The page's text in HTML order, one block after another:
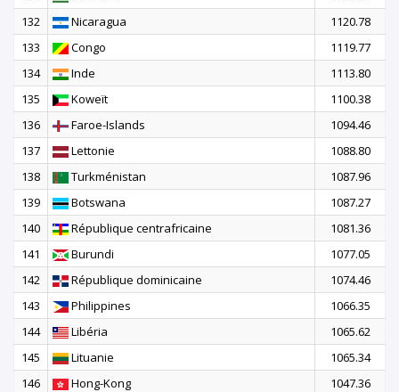
132
Nicaragua
1120.78
133
Congo
1119.77
134
Inde
1113.80
135
Koweït
1100.38
136
Faroe-Islands
1094.46
137
Lettonie
1088.80
138
Turkménistan
1087.96
139
Botswana
1087.27
140
République centrafricaine
1081.36
141
Burundi
1077.05
142
République dominicaine
1074.46
143
Philippines
1066.35
144
Libéria
1065.62
145
Lituanie
1065.34
146
Hong-Kong
1047.36